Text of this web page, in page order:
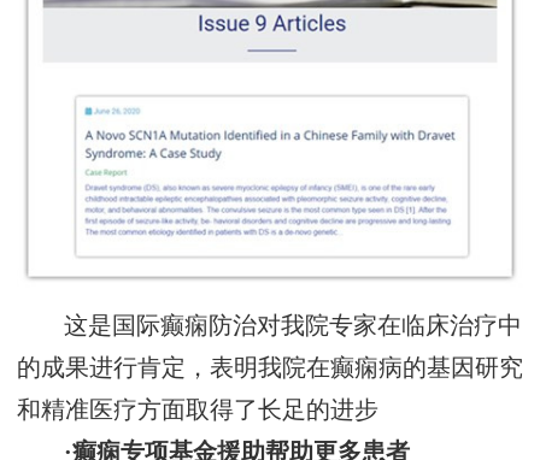
这是国际癫痫防治对我院专家在临床治疗中
的成果进行肯定，表明我院在癫痫病的基因研究
和精准医疗方面取得了长足的进步
·癫痫专项基金援助帮助更多患者